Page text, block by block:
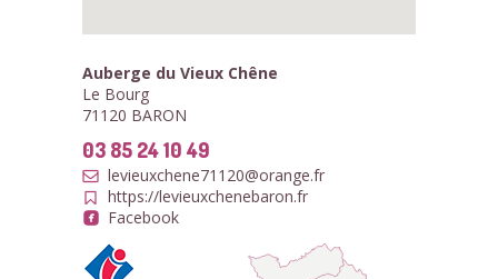
Auberge du Vieux Chêne
Le Bourg
71120 BARON
03 85 24 10 49
levieuxchene71120@orange.fr
https://levieuxchenebaron.fr
Facebook